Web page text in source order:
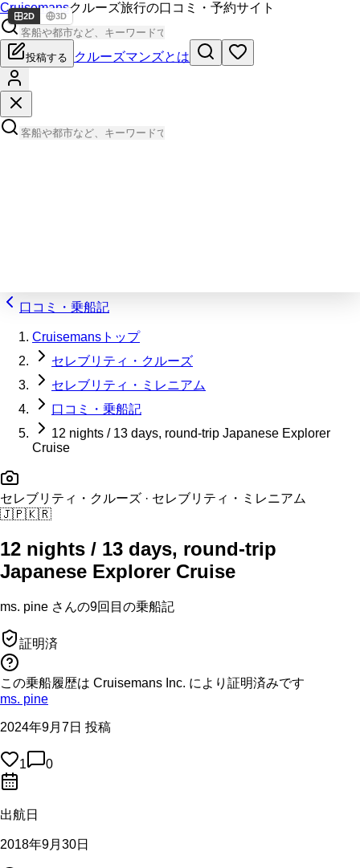
Cruisemansクルーズ旅行の口コミ・予約サイト
投稿する クルーズマンズとは
口コミ・乗船記
Cruisemansトップ
セレブリティ・クルーズ
セレブリティ・ミレニアム
口コミ・乗船記
12 nights / 13 days, round-trip Japanese Explorer
Cruise
セレブリティ・クルーズ · セレブリティ・ミレニアム
🇯🇵🇰🇷
12 nights / 13 days, round-trip
Japanese Explorer Cruise
ms. pine さんの9回目の乗船記
証明済
この乗船履歴は Cruisemans Inc. により証明済みです
ms. pine
2024年9月7日 投稿
1 0
出航日
2018年9月30日
2D 3D